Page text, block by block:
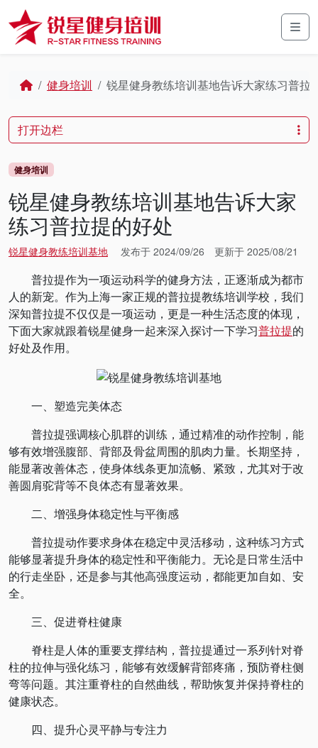
Skip to content
Skip to footer
Home健身培训 锐星健身教练培训基地告诉大家练习普拉
健身培训
锐星健身教练培训基地告诉大家
练习普拉提的好处
锐星健身教练培训基地 发布于 2024/09/26 更新于 2025/08/21
普拉提作为一项运动科学的健身方法，正逐渐成为都市
人的新宠。作为上海一家正规的普拉提教练培训学校，我们
深知普拉提不仅仅是一项运动，更是一种生活态度的体现，
下面大家就跟着锐星健身一起来深入探讨一下学习普拉提的
好处及作用。
一、塑造完美体态
普拉提强调核心肌群的训练，通过精准的动作控制，能
够有效增强腹部、背部及骨盆周围的肌肉力量。长期坚持，
能显著改善体态，使身体线条更加流畅、紧致，尤其对于改
善圆肩驼背等不良体态有显著效果。
二、增强身体稳定性与平衡感
普拉提动作要求身体在稳定中灵活移动，这种练习方式
能够显著提升身体的稳定性和平衡能力。无论是日常生活中
的行走坐卧，还是参与其他高强度运动，都能更加自如、安
全。
三、促进脊柱健康
脊柱是人体的重要支撑结构，普拉提通过一系列针对脊
柱的拉伸与强化练习，能够有效缓解背部疼痛，预防脊柱侧
弯等问题。其注重脊柱的自然曲线，帮助恢复并保持脊柱的
健康状态。
四、提升心灵平静与专注力
打开边栏